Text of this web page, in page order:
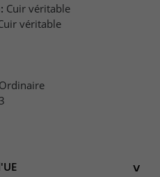
Cuir véritable
véritable
Ordinaire
3